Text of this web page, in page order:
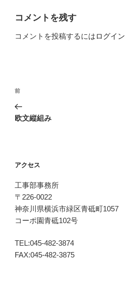
コメントを残す
コメントを投稿するにはログイン
投
ナ
シ
ョ
ン
前
の
投
前
欧文縦組み
アクセス
工事部事務所
〒226-0022
神奈川県横浜市緑区青砥町1057
コーポ園青砥102号
TEL:045-482-3874
FAX:045-482-3875